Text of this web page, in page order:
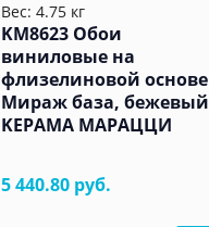
Вес: 4.75 кг
KM8623 Обои
виниловые на
флизелиновой основе
Мираж база, бежевый
KЕРАМА МАРАЦЦИ
5 440.80 руб.